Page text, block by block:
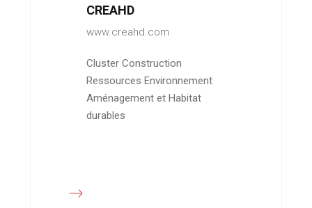
CREAHD
www.creahd.com
Cluster Construction
Ressources Environnement
Aménagement et Habitat
durables